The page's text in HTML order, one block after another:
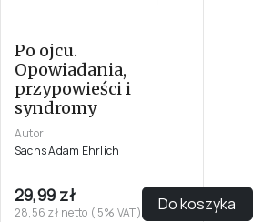
Po ojcu.
Opowiadania,
przypowieści i
syndromy
Autor
Sachs Adam Ehrlich
29,99 zł
28,56 zł netto ( 5% VAT) Do koszyka